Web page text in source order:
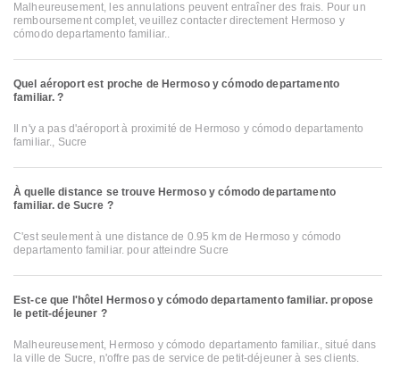
Malheureusement, les annulations peuvent entraîner des frais. Pour un
remboursement complet, veuillez contacter directement Hermoso y
cómodo departamento familiar..
Quel aéroport est proche de Hermoso y cómodo departamento
familiar. ?
Il n'y a pas d'aéroport à proximité de Hermoso y cómodo departamento
familiar., Sucre
À quelle distance se trouve Hermoso y cómodo departamento
familiar. de Sucre ?
C'est seulement à une distance de 0.95 km de Hermoso y cómodo
departamento familiar. pour atteindre Sucre
Est-ce que l'hôtel Hermoso y cómodo departamento familiar. propose
le petit-déjeuner ?
Malheureusement, Hermoso y cómodo departamento familiar., situé dans
la ville de Sucre, n'offre pas de service de petit-déjeuner à ses clients.